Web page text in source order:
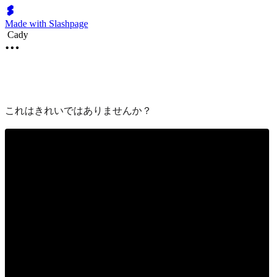
Made with Slashpage
Cady
これはきれいではありませんか？